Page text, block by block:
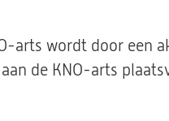
arts wordt door een
de KNO-arts